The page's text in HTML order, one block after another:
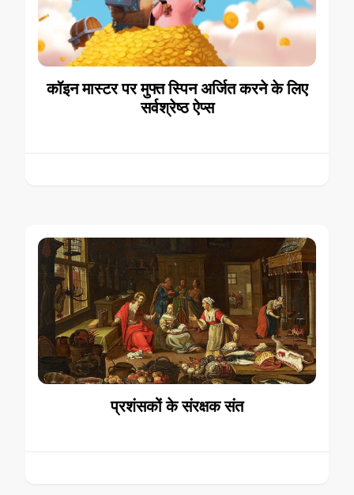
कॉइन मास्टर पर मुफ्त स्पिन अर्जित करने के लिए
सर्वश्रेष्ठ ऐप्स
प्रशंसकों के संरक्षक संत